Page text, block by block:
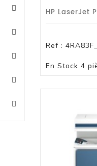
Ref :
En Stock 4